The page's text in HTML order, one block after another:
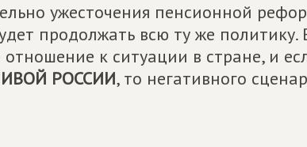
ужесточения пенсионной
продолжать всю ту же политику.
к ситуации в стране, и
РОССИИ, то негативного